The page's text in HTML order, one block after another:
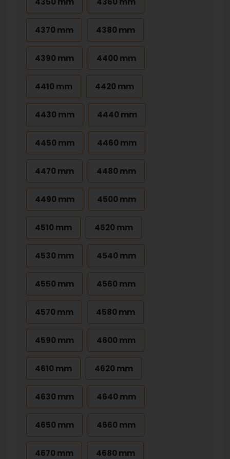
4370 mm 4380 mm
4390 mm 4400 mm
4410 mm 4420 mm
4430 mm 4440 mm
4450 mm 4460 mm
4470 mm 4480 mm
4490 mm 4500 mm
4510 mm 4520 mm
4530 mm 4540 mm
4550 mm 4560 mm
4570 mm 4580 mm
4590 mm 4600 mm
4610 mm 4620 mm
4630 mm 4640 mm
4650 mm 4660 mm
4670 mm 4680 mm